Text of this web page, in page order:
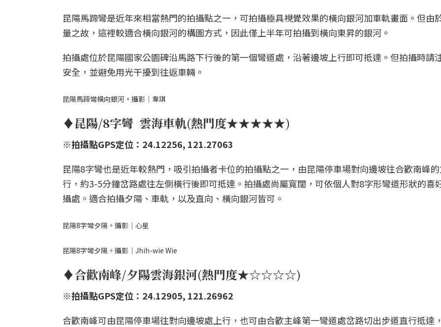
昆陽馬蹄彎是近年來相當熱門的拍攝點之一，可拍攝極具視覺效果的橫向銀河加車軌畫面。但由
量之故，這裡較適合橫向銀河的構圖方式，因此僅上半年可拍攝到橫向東昇的銀河。
拍攝處位於昆陽國家公園碑沿馬路下行後的第一個彎道處，沿著邊坡上行即可抵達。但拍攝時請
安全，並避免用光干擾到往返車輛。
昆陽馬蹄彎橫向銀河。攝影｜韋琪
♦昆陽/8字彎 雲海車軌(熱門度★★★★★)
※拍攝點GPS定位：24.12256, 121.27063
昆陽8字彎也是近年較熱門，吸引拍攝者卡位的拍攝點之一，由昆陽停車場對向邊坡往合歡南峰
行，約3-5分鐘岔路處往左側橫行後即可抵達。拍攝處尚屬寬闊，可依個人對8字形彎道形狀的喜
攝處。適合拍攝夕陽、車軌，以及直向、橫向銀河皆可。
昆陽8字彎夕陽。攝影｜心星
昆陽8字彎夕陽。攝影｜Jhih-wie Wie
♦合歡南峰/夕陽雲海銀河(熱門度★☆☆☆☆)
※拍攝點GPS定位：24.12905, 121.26962
合歡南峰可由昆陽停車場往對向邊坡處上行，也可由合歡主峰第一彎道處岔路切出步道直行抵達